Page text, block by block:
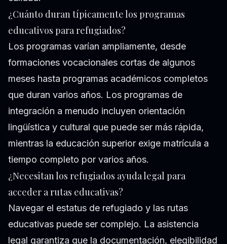
¿Cuánto duran típicamente los programas
educativos para refugiados?
Los programas varían ampliamente, desde
formaciones vocacionales cortas de algunos
meses hasta programas académicos completos
que duran varios años. Los programas de
integración a menudo incluyen orientación
lingüística y cultural que puede ser más rápida,
mientras la educación superior exige matrícula a
tiempo completo por varios años.
¿Necesitan los refugiados ayuda legal para
acceder a rutas educativas?
Navegar el estatus de refugiado y las rutas
educativas puede ser complejo. La asistencia
legal garantiza que la documentación, elegibilidad